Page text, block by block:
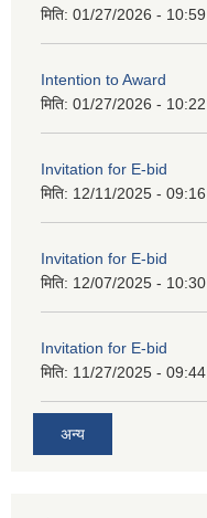
मिति: 01/27/2026 - 10:59
Intention to Award
मिति: 01/27/2026 - 10:22
Invitation for E-bid
मिति: 12/11/2025 - 09:16
Invitation for E-bid
मिति: 12/07/2025 - 10:30
Invitation for E-bid
मिति: 11/27/2025 - 09:44
अन्य